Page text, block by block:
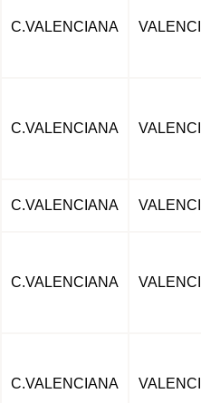
DEL
C.VALENCIANA
C.VALENCIANA
C.VALENCIANA
C.VALENCIANA
C.VALENCIANA